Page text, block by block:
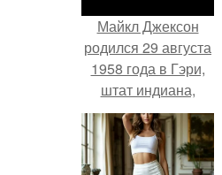
Майкл Джексон
родился 29 августа
1958 года в Гэри,
штат индиана,
США.